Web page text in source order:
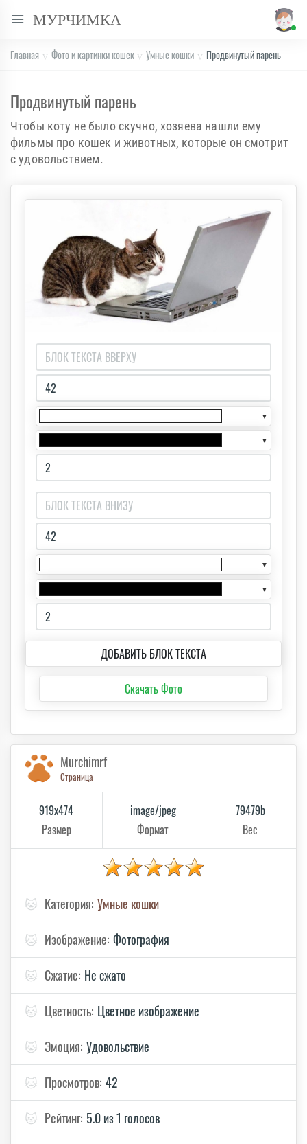
МУРЧИМКА
Главная Фото и картинки кошек Умные кошки Продвинутый парень
Продвинутый парень
Чтобы коту не было скучно, хозяева нашли ему
фильмы про кошек и животных, которые он смотрит
с удовольствием.
▼
▼
▼
▼
ДОБАВИТЬ БЛОК ТЕКСТА
Скачать Фото
Murchimrf
Страница
919x474
Размер
image/jpeg
Формат
79479b
Вес
🐱 Категория: Умные кошки
🐱 Изображение: Фотография
🐱 Сжатие: Не сжато
🐱 Цветность: Цветное изображение
🐱 Эмоция: Удовольствие
🐱 Просмотров: 42
🐱 Рейтинг: 5.0 из 1 голосов